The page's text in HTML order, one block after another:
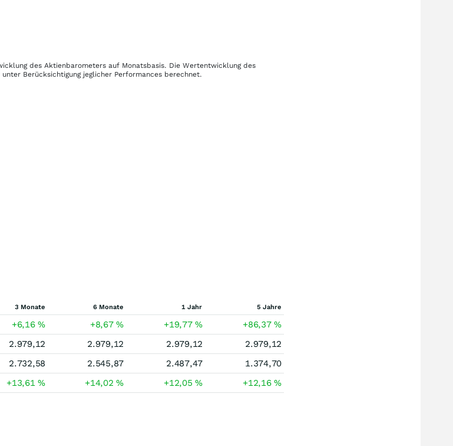
des Aktienbarometers auf Monatsbasis. Die Wertentwicklung des
Berücksichtigung jeglicher Performances berechnet.
3 Monate 6 Monate 1 Jahr 5 Jahre
+6,16% +8,67% +19,77% +86,37%
2.979,12 2.979,12 2.979,12
2.979,12
2.732,58 2.545,87 2.487,47
1.374,70
+13,61% +14,02% +12,05% +12,16%